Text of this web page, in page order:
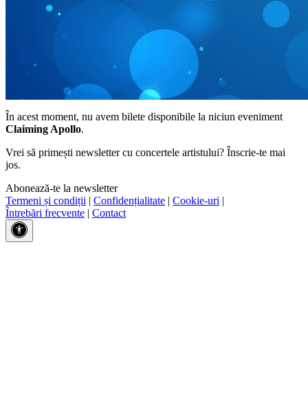
În acest moment, nu avem bilete disponibile la niciun eveniment
Claiming Apollo.
Vrei să primești newsletter cu concertele artistului? Înscrie-te mai
jos.
Abonează-te la newsletter
Termeni și condiții | Confidențialitate | Cookie-uri |
Întrebări frecvente | Contact